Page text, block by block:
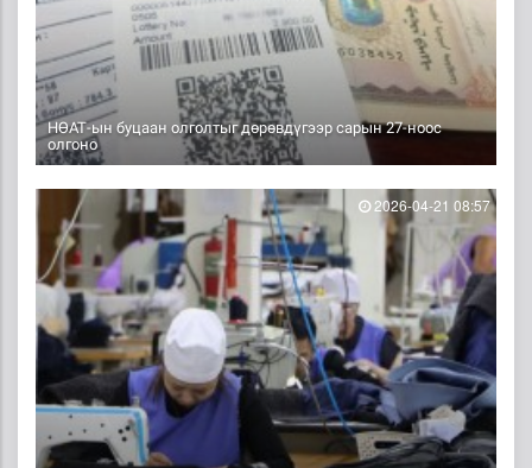
НӨАТ-ын буцаан олголтыг дөрөвдүгээр сарын 27-ноос
олгоно
2026-04-21 08:57